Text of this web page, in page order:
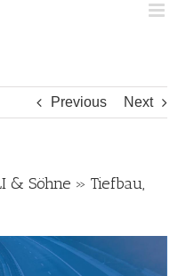
Previous Next
& Söhne » Tiefbau,